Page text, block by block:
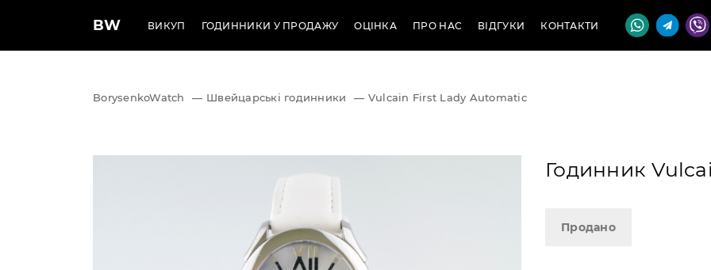
BW ВИКУП ГОДИННИКИ У ПРОДАЖУ ОЦІНКА ПРО НАС ВІДГУКИ КОНТАКТИ
BorysenkoWatch — Швейцарські годинники — Vulcain First Lady Automatic
Годинник
Продано